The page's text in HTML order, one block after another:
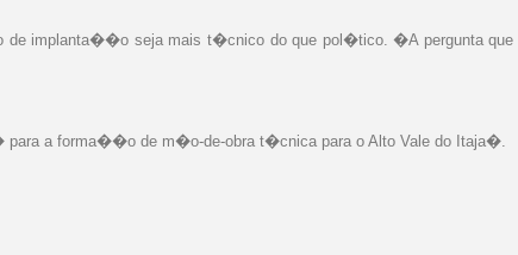
de implanta��o seja mais t�cnico do que pol�tico. �A pergunta
para a forma��o de m�o-de-obra t�cnica para o Alto Vale do Itaja�.